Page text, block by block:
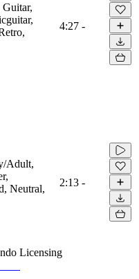
Guitar,
4:27 -
Adult,
Neutral,
2:13 -
Licensing